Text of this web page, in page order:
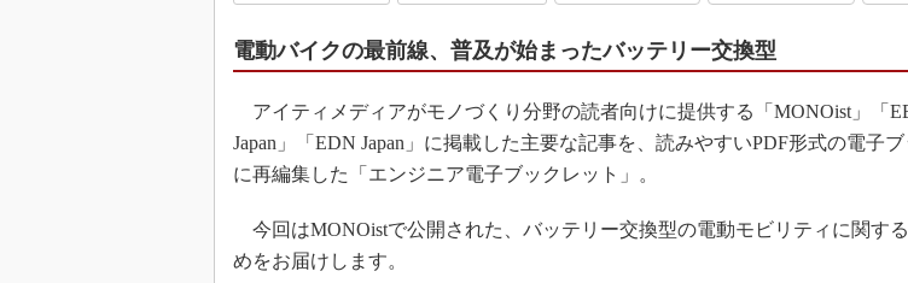
AUTOMOTIVE WORLD
3Dプリンタ
デジタルツインとCAE
S＆OP
イノベーション
電動バイクの最前線、普及が始まったバッテリー交換型
アイティメディアがモノづくり分野の読者向けに提供する「MONOist」「
Japan」「EDN Japan」に掲載した主要な記事を、読みやすいPDF形式の電子ブ
に再編集した「エンジニア電子ブックレット」。
今回はMONOistで公開された、バッテリー交換型の電動モビリティに関す
めをお届けします。